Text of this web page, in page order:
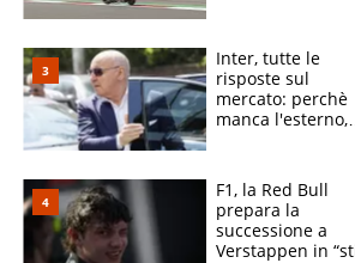
Inter, tutte le
risposte sul
mercato: perchè
manca l'esterno,
vero obiettivo di
Marotta
F1, la Red Bull
prepara la
successione a
Verstappen in